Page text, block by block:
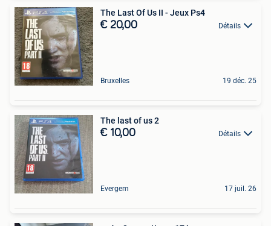
The Last Of Us II - Jeux Ps4
€ 20,00 Détails
Bruxelles 19 déc. 25
The last of us 2
€ 10,00 Détails
Evergem 17 juil. 26